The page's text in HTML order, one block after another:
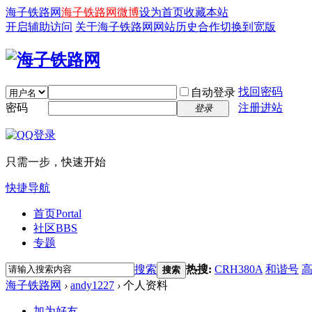
海子铁路网海子铁路网微博设为首页收藏本站
开启辅助访问 关于海子铁路网 网站历史合作切换到宽版
自动登录 找回密码
密码
登录 注册进站
只需一步，快速开始
快捷导航
首页Portal
社区BBS
专题
搜索 搜索 热搜: CRH380A 和谐号
海子铁路网 › andy1227 › 个人资料